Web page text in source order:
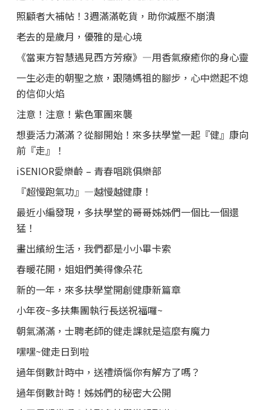
照顧者大補帖！3週滿滿乾貨，助你減壓不崩潰
老去的是歲月，優雅的是心境
《當東方智慧遇見西方芳療》—用香氣療癒你的身心靈
一生必走的朝聖之旅，跟隨媽祖的腳步，心中燃起不熄
的信仰火焰
注意！注意！紫色軍團來襲
想要活力滿滿？從腳開始！來多扶學堂一起『健』康向
前『走』！
iSENIOR愛樂齡 – 青春唱跳俱樂部
『超慢跑氣功』—越慢越健康！
最近小編發現，多扶學堂的哥哥姊姊們一個比一個還
猛！
畫出繽紛生活，我們都是小小畢卡索
春暖花開，姐姐們美得像朵花
新的一年，來多扶學堂開創健康新篇章
小年夜~多扶集團執行長送祝福囉~
朝氣滿滿，士聘老師的健走課就是這麼有魔力
嘿嘿~健走日到啦
過年倒數計時中，送禮煩惱你有解方了嗎？
過年倒數計時！姊姊們的秘密大公開